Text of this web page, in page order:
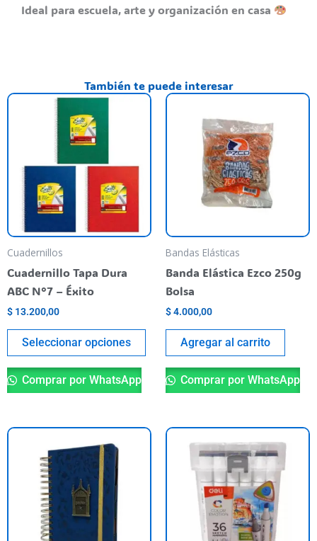
Ideal para escuela, arte y organización en casa
También te puede interesar
Cuadernillos
Cuadernillo Tapa Dura
ABC N°7 – Éxito
$ 13.200,00
Seleccionar opciones
Este
se
pueden
elegir
producto
Comprar por WhatsApp
Bandas Elásticas
Banda Elástica Ezco 250g
Bolsa
$4.000,00
Agregar al carrito
Comprar por WhatsApp